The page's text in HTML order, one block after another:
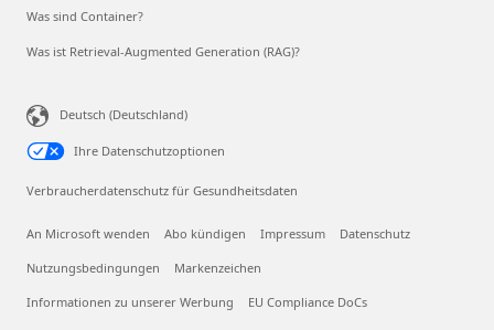
Was sind Container?
Was ist Retrieval-Augmented Generation (RAG)?
Deutsch (Deutschland)
Ihre Datenschutzoptionen
Verbraucherdatenschutz für Gesundheitsdaten
An Microsoft wenden Abo kündigen Impressum Datenschutz
Nutzungsbedingungen Markenzeichen
Informationen zu unserer Werbung EU Compliance DoCs